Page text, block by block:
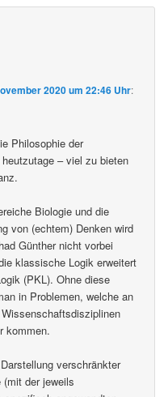
Philosophie der
– viel zu bieten
Biologie und die
von (echtem) Denken wird
Günther nicht vorbei
klassische Logik erweitert
(PKL). Ohne diese
in Problemen, welche an
verschränkter